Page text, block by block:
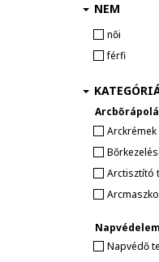
NEM
női
férfi
Arckrémek
Arctisztító
Napvédelem
Napvédő